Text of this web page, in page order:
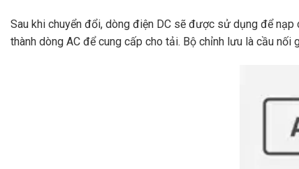
Sau khi chuyển đổi, dòng điện DC sẽ được sử dụng để
thành dòng AC để cung cấp cho tải. Bộ chỉnh lưu là cầu